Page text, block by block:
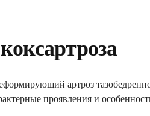
артроз
проявления и